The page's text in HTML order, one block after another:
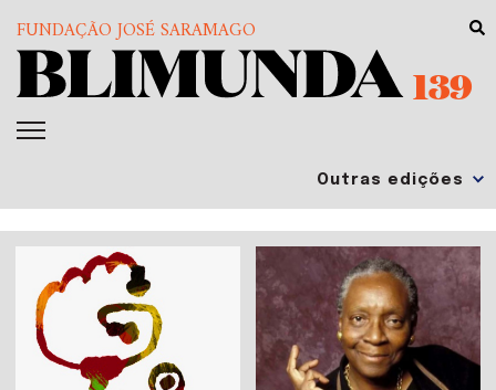
FUNDAÇÃO JOSÉ SARAMAGO
139